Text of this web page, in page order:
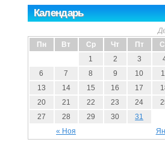
Календарь
Пн
Вт Ср Чт Пт
« Ноя
1 2 3
6
7 8 9 10
13
14 15 16 17
20
21 22 23 24
27
28 29 30 31